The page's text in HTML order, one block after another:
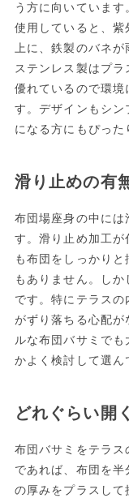
う方に向いていま
使用していると、
上に、鉄製のバネが
ステンレス製はプ
優れているので環
す。デザインもシ
になる方にもぴった
滑り止めの有
布団場座身の中には
す。滑り止め加工が
も布団をしっかり
もありません。し
です。特にテラス
がずり落ちる心配
ルな布団バサミでも
かよく検討して選ん
どれぐらい開
布団バサミをテラ
であれば、布団を半
の厚みをプラスし